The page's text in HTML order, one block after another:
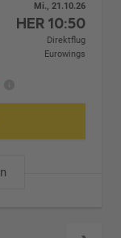
Mi., 21.10.26
HER 10:50
Direktflug
Eurowings